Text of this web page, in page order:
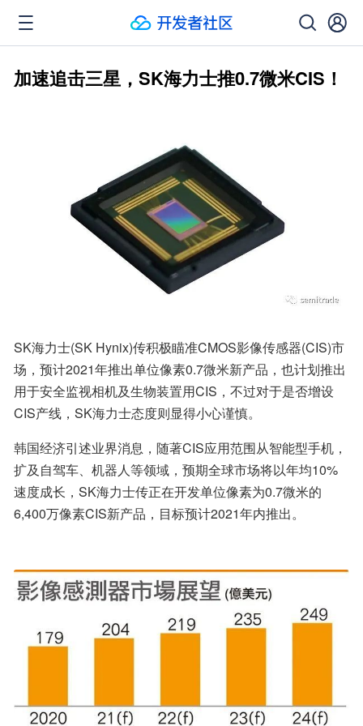
加速追击三星，SK海力士推0.7微米CIS！
SK海力士(SK Hynix)传积极瞄准CMOS影像传感器(CIS)市
场，预计2021年推出单位像素0.7微米新产品，也计划推出
用于安全监视相机及生物装置用CIS，不过对于是否增设
CIS产线，SK海力士态度则显得小心谨慎。
韩国经济引述业界消息，随著CIS应用范围从智能型手机，
扩及自驾车、机器人等领域，预期全球市场将以年均10%
速度成长，SK海力士传正在开发单位像素为0.7微米的
6,400万像素CIS新产品，目标预计2021年内推出。